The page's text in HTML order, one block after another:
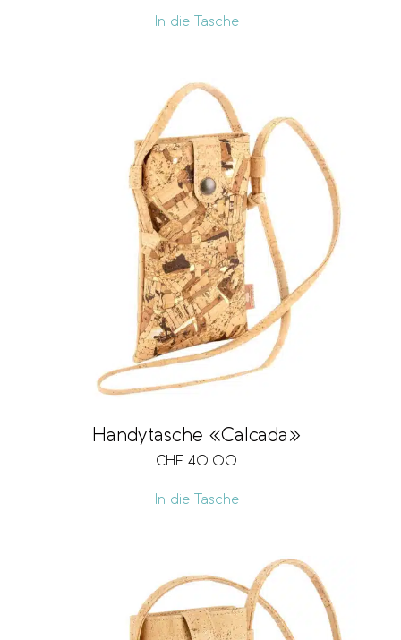
In die Tasche
Handytasche «Calcada»
CHF 40.00
In die Tasche